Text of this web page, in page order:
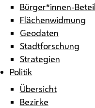
Bürger*innen-
Flächenwidmung
Geodaten
Stadtforschung
Strategien
Politik
Übersicht
Bezirke